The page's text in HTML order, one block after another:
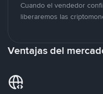
Cuando el vendedor
liberaremos las
Ventajas del